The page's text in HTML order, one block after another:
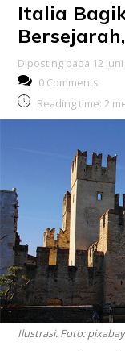
Italia
Diposting pada 12
0 Comments
Reading time: 2
Ilustrasi. Foto: